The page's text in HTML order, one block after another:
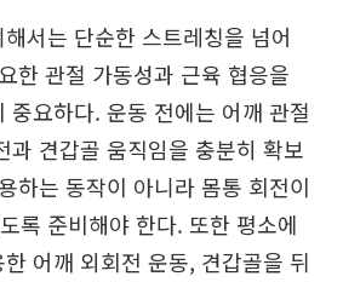
서는 단순한 스트레칭을 넘어
한 관절 가동성과 근육 협응을
중요하다. 운동 전에는 어깨 관절
과 견갑골 움직임을 충분히 확보
하는 동작이 아니라 몸통 회전이
록 준비해야 한다. 또한 평소에
어깨 외회전 운동, 견갑골을 뒤